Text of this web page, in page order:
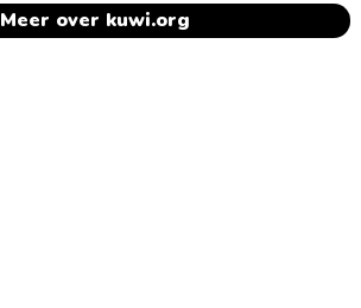
Meer over kuwi.org